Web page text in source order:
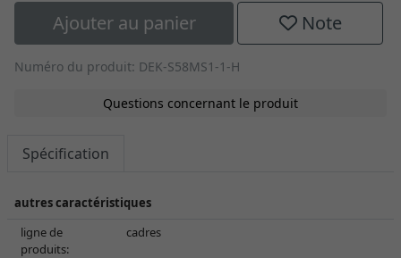
Ajouter au panier Note
Numéro du produit: DEK-S58MS1-1-H
Questions concernant le produit
Spécification
autres caractéristiques
ligne de
produits:
cadres